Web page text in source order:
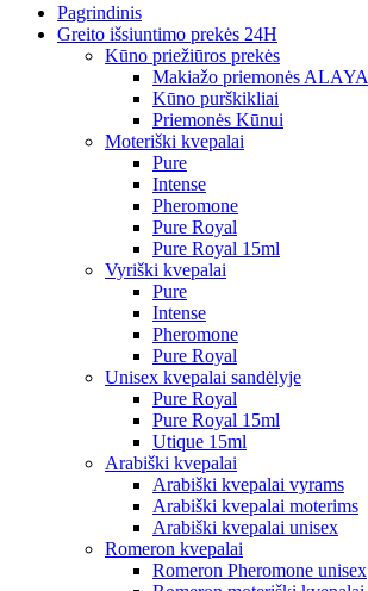
Pagrindinis
Greito išsiuntimo prekės 24H
Kūno priežiūros prekės
Makiažo priemonės ALAYA
Kūno purškikliai
Priemonės Kūnui
Moteriški kvepalai
Pure
Intense
Pheromone
Pure Royal
Pure Royal 15ml
Vyriški kvepalai
Pure
Intense
Pheromone
Pure Royal
Unisex kvepalai sandėlyje
Pure Royal
Pure Royal 15ml
Utique 15ml
Arabiški kvepalai
Arabiški kvepalai vyrams
Arabiški kvepalai moterims
Arabiški kvepalai unisex
Romeron kvepalai
Romeron Pheromone unisex